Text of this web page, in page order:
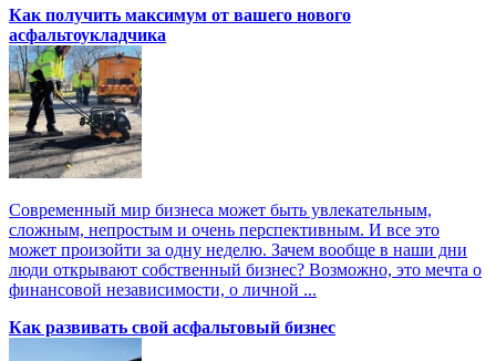
Как получить максимум от вашего нового
асфальтоукладчика
Современный мир бизнеса может быть увлекательным,
сложным, непростым и очень перспективным. И все это
может произойти за одну неделю. Зачем вообще в наши дни
люди открывают собственный бизнес? Возможно, это мечта о
финансовой независимости, о личной ...
Как развивать свой асфальтовый бизнес